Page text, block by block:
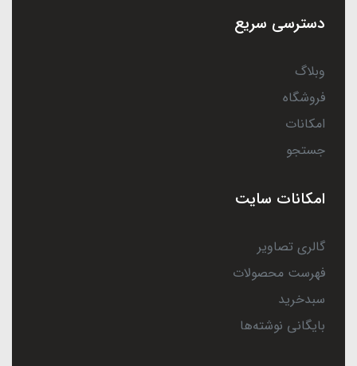
دسترسی سریع
وبلاگ
فروشگاه
امکانات
جستجو
امکانات سایت
گالری تصاویر
فهرست محصولات
سبدخرید
بایگانی نوشته‌ها